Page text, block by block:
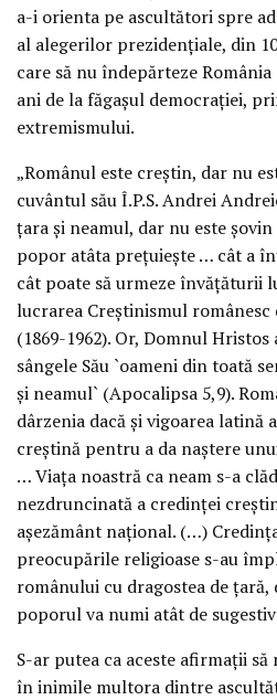
a-i orienta pe ascultători spre
al alegerilor prezidenţiale, din
care să nu îndepărteze
ani de la făgaşul democraţiei,
extremismului.
„Românul este creştin, dar nu
cuvântul său Î.P.S. Andrei
ţara şi neamul, dar nu este
popor atâta preţuieşte … cât a
cât poate să urmeze învăţăturii
lucrarea Creştinismul românesc
(1869-1962). Or, Domnul
sângele Său `oameni din toată
şi neamul` (Apocalipsa 5,9).
dârzenia dacă şi vigoarea
creştină pentru a da naştere
… Viaţa noastră ca neam s-a
nezdruncinată a credinţei
aşezământ naţional. (…)
preocupările religioase s-au
românului cu dragostea de ţară,
poporul va numi atât de
S-ar putea ca aceste afirmaţii
în inimile multora dintre